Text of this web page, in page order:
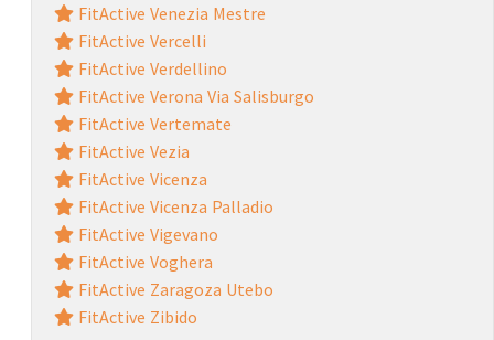
FitActive Venezia Mestre
FitActive Vercelli
FitActive Verdellino
FitActive Verona Via Salisburgo
FitActive Vertemate
FitActive Vezia
FitActive Vicenza
FitActive Vicenza Palladio
FitActive Vigevano
FitActive Voghera
FitActive Zaragoza Utebo
FitActive Zibido